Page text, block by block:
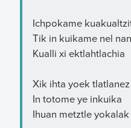
Ichpokame
Tik in kuikame nel nan
Kualli xi ektlahtlachia
Xik ihta yoek tlatlanez
In totome ye inkuika
Ihuan metztle yokalak